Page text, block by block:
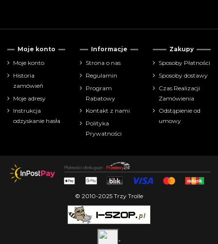
Moje konto
Moje konto
Historia
zamówień
Moje adresy
Instrukcja
odzyskanie hasła
Informacje
Strona o nas
Regulamin
Program
Rabatowy
Kontakt z nami
Polityka
Prywatności
Zakupy
Sposoby Płatności
Sposoby dostawy
Czas Realizacji
Zamówienia
Odstąpienie od
umowy
© 2010-2025 Trzy Trolle